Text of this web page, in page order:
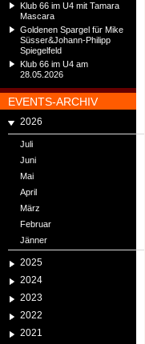
Klub 66 im U4 mit Tamara
Mascara
Goldenen Spargel für Mike
Süsser&Johann-Philipp
Spiegelfeld
Klub 66 im U4 am
28.05.2026
EVENTS-ARCHIV
2026
Juli
Juni
Mai
April
März
Februar
Jänner
2025
2024
2023
2022
2021